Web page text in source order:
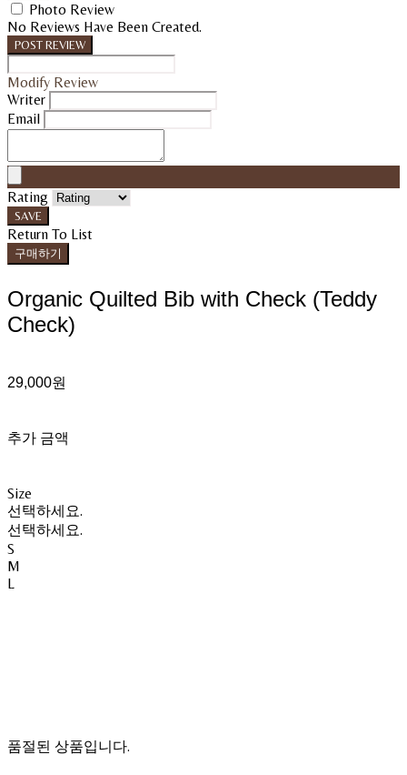
Photo Review
No Reviews Have Been Created.
POST REVIEW
Modify Review
Writer
Email
Rating
SAVE
Return To List
구매하기
Organic Quilted Bib with Check (Teddy
Check)
29,000원
추가 금액
Size
선택하세요.
선택하세요.
S
M
L
품절된 상품입니다.